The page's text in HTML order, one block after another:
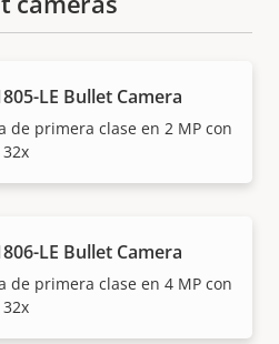
LE Bullet Camera
de primera clase en 2 MP con
LE Bullet Camera
de primera clase en 4 MP con